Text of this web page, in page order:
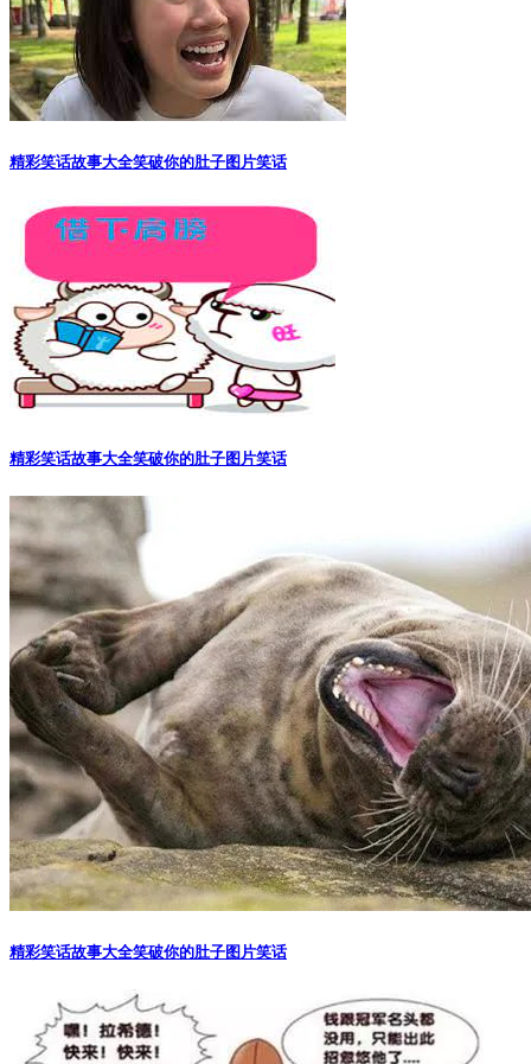
精彩笑话故事大全笑破你的肚子图片笑话
精彩笑话故事大全笑破你的肚子图片笑话
精彩笑话故事大全笑破你的肚子图片笑话